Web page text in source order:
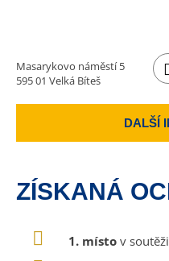
Masarykovo náměstí 5
595 01 Velká Bíteš
DALŠÍ
ZÍSKANÁ
1. místo v soutěži